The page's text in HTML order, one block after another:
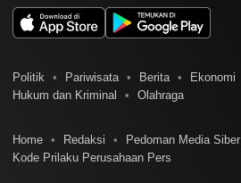
Politik Pariwisata Berita Ekonomi
Hukum dan Kriminal
Olahraga
Home Redaksi
Pedoman Media Siber
Kode Prilaku Perusahaan Pers